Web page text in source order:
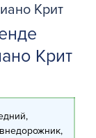
Крит
Крит